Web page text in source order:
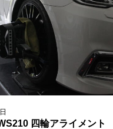
四輪アライメント